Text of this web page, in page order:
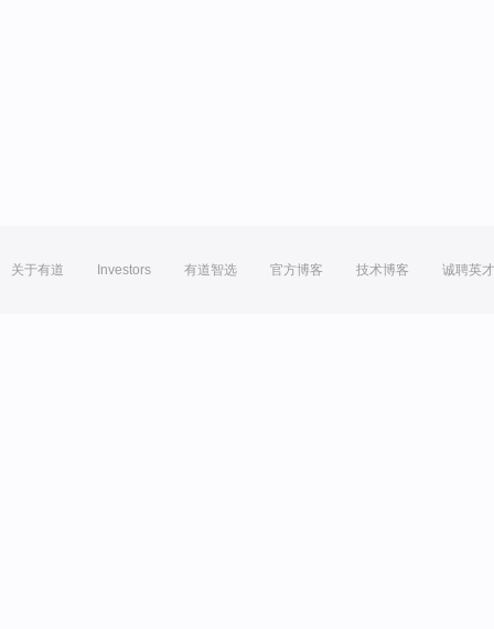
关于有道 Investors 有道智选 官方博客 技术博客 诚聘英才